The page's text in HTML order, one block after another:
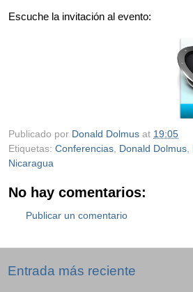
Escuche la invitación al evento:
Publicado por Donald Dolmus at 19:05
Etiquetas: Conferencias Donald Dolmus
Nicaragua
No hay comentarios:
Publicar un comentario
Entrada más reciente